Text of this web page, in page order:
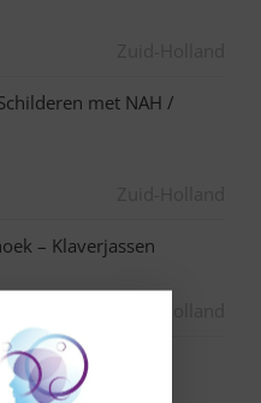
met NAH /
– Klaverjassen
in de